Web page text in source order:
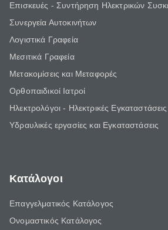
Επισκευές - Συντήρηση Ηλεκτρικών
Συνεργεία Αυτοκινήτων
Λογιστικά Γραφεία
Μεσιτικά Γραφεία
Μετακομίσεις και Μεταφορές
Ορθοπαιδικοί Ιατροί
Ηλεκτρολόγοι - Ηλεκτρικές Εγκαταστάσεις
Υδραυλικές εργασίες και Εγκαταστάσεις
Κατάλογοι
Επαγγελματικός Κατάλογος
Ονομαστικός Κατάλογος